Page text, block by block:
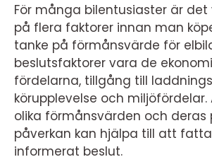
För många bilentusiaster är
på flera faktorer innan man
tanke på förmånsvärde för
beslutsfaktorer vara de
fördelarna, tillgång till
körupplevelse och
olika förmånsvärden och deras
påverkan kan hjälpa till att
informerat beslut.